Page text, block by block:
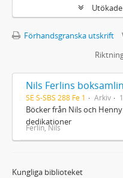
Förhandsgranska utskrift
Nils Ferlins
SE S-SBS 288 Fe 1 Arkiv
Böcker från Nils och
dedikationer
Ferlin, Nils
Kungliga biblioteket